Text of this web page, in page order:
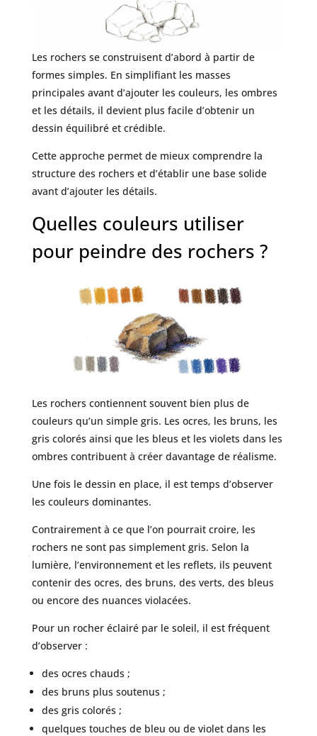
Les rochers se construisent d’abord à partir de
formes simples. En simplifiant les masses
principales avant d’ajouter les couleurs, les ombres
et les détails, il devient plus facile d’obtenir un
dessin équilibré et crédible.
Cette approche permet de mieux comprendre la
structure des rochers et d’établir une base solide
avant d’ajouter les détails.
Quelles couleurs utiliser
pour peindre des rochers ?
Les rochers contiennent souvent bien plus de
couleurs qu’un simple gris. Les ocres, les bruns, les
gris colorés ainsi que les bleus et les violets dans les
ombres contribuent à créer davantage de réalisme.
Une fois le dessin en place, il est temps d’observer
les couleurs dominantes.
Contrairement à ce que l’on pourrait croire, les
rochers ne sont pas simplement gris. Selon la
lumière, l’environnement et les reflets, ils peuvent
contenir des ocres, des bruns, des verts, des bleus
ou encore des nuances violacées.
Pour un rocher éclairé par le soleil, il est fréquent
d’observer :
des ocres chauds ;
des bruns plus soutenus ;
des gris colorés ;
quelques touches de bleu ou de violet dans les